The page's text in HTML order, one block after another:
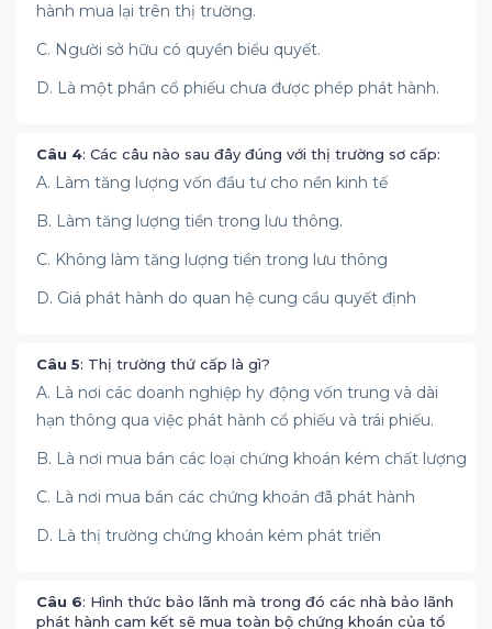
hành mua lại trên thị trường.
C. Người sở hữu có quyền biểu quyết.
D. Là một phần cổ phiếu chưa được phép phát hành.
Câu 4: Các câu nào sau đây đúng với thị trường sơ cấp:
A. Làm tăng lượng vốn đầu tư cho nền kinh tế
B. Làm tăng lượng tiền trong lưu thông.
C. Không làm tăng lượng tiền trong lưu thông
D. Giá phát hành do quan hệ cung cầu quyết định
Câu 5: Thị trường thứ cấp là gì?
A. Là nơi các doanh nghiệp hy động vốn trung và dài
hạn thông qua việc phát hành cổ phiếu và trái phiếu.
B. Là nơi mua bán các loại chứng khoán kém chất lượng
C. Là nơi mua bán các chứng khoán đã phát hành
D. Là thị trường chứng khoán kém phát triển
Câu 6: Hình thức bảo lãnh mà trong đó các nhà bảo lãnh
phát hành cam kết sẽ mua toàn bộ chứng khoán của tổ